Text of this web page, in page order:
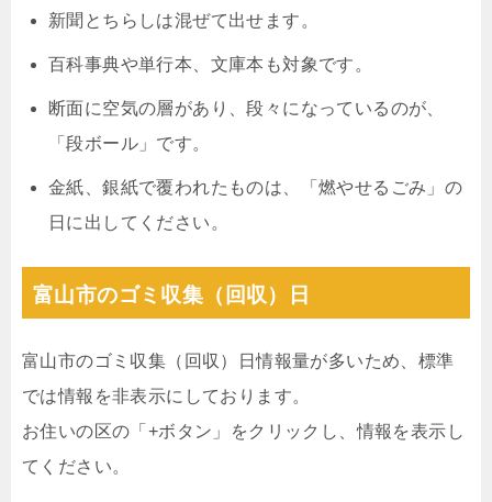
新聞とちらしは混ぜて出せます。
百科事典や単行本、文庫本も対象です。
断面に空気の層があり、段々になっているのが、
「段ボール」です。
金紙、銀紙で覆われたものは、「燃やせるごみ」の
日に出してください。
富山市のゴミ収集（回収）日
富山市のゴミ収集（回収）日情報量が多いため、標準
では情報を非表示にしております。
お住いの区の「+ボタン」をクリックし、情報を表示し
てください。